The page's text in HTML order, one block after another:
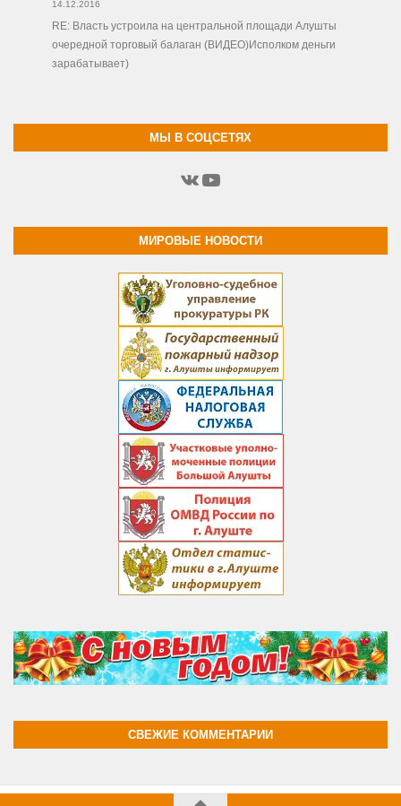
14.12.2016
RE: Власть устроила на центральной площади Алушты
очередной торговый балаган (ВИДЕО)Исполком деньги
зарабатывает)
МЫ В СОЦСЕТЯХ
ВКонтакте
YouTube
МИРОВЫЕ НОВОСТИ
СВЕЖИЕ КОММЕНТАРИИ